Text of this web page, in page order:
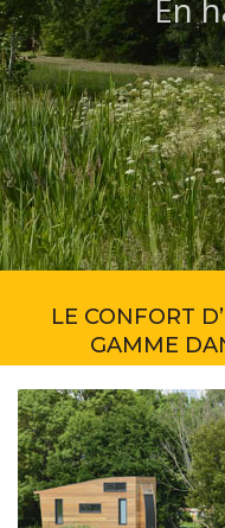
En
LE CONFORT
GAMME